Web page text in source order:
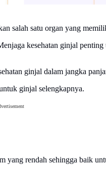
salah satu organ yang
kesehatan ginjal
ginjal dalam jangka
ginjal selengkapnya.
rendah sehingga baik